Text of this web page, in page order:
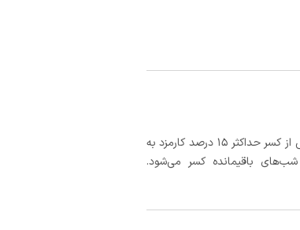
در صورتی که رزرو، حداقل 3 روز کامل قبل از تاریخ ورود لغو گردد؛ مبلغ صورتحساب پس از کسر حداکثر 15 درصد کارمزد به